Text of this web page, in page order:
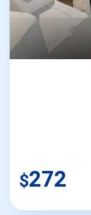
$272